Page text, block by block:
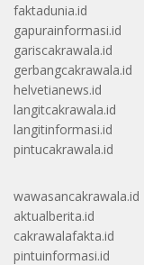
faktadunia.id
gapurainformasi.id
gariscakrawala.id
gerbangcakrawala.id
helvetianews.id
langitcakrawala.id
langitinformasi.id
pintucakrawala.id
wawasancakrawala.id
aktualberita.id
cakrawalafakta.id
pintuinformasi.id